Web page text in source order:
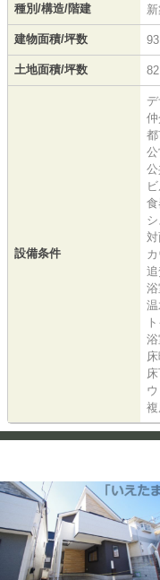
種別/構造/階建
建物面積/坪数
土地面積/坪数
設備条件
都
複